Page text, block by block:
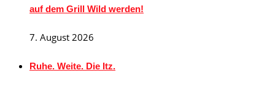
auf dem Grill Wild werden!
7. August 2026
Ruhe. Weite. Die Itz.